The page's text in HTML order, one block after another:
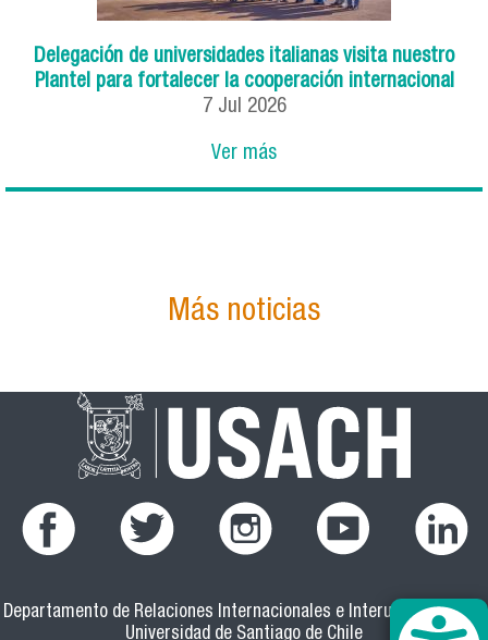
Delegación de universidades italianas visita nuestro
Plantel para fortalecer la cooperación internacional
7 Jul 2026
Ver más
Más noticias
Departamento de Relaciones Internacionales e Interuniversitarias
Universidad de Santiago de Chile